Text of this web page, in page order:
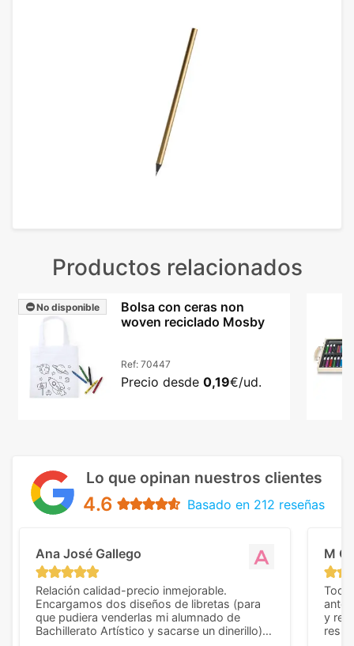
Productos relacionados
No disponible
Bolsa con ceras non
woven reciclado Mosby
Ref: 70447
Precio desde 0,19€/ud.
Lo que opinan nuestros clientes
4.6 Basado en 212 reseñas
Ana José Gallego
Relación calidad-precio inmejorable.
Encargamos dos diseños de libretas (para
que pudiera venderlas mi alumnado de
Bachillerato Artístico y sacarse un dinerillo) y
M C
Todo
y